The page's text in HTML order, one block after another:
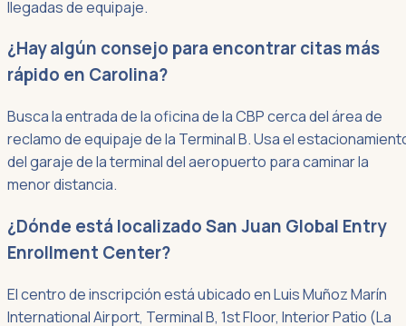
llegadas de equipaje.
¿Hay algún consejo para encontrar citas más
rápido en Carolina?
Busca la entrada de la oficina de la CBP cerca del área de
reclamo de equipaje de la Terminal B. Usa el
del garaje de la terminal del aeropuerto para caminar la
menor distancia.
¿Dónde está localizado San Juan Global Entry
Enrollment Center?
El centro de inscripción está ubicado en Luis Muñoz Marín
International Airport, Terminal B, 1st Floor, Interior Patio (La